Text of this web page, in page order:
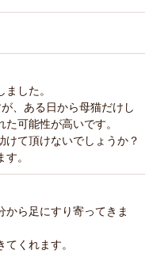
した。
、ある日から母猫だけし
可能性が高いです。
て頂けないでしょうか？
。
から足にすり寄ってきま
くれます。